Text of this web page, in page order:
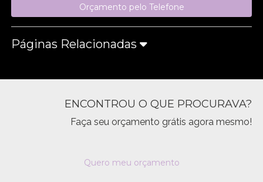
Orçamento pelo Telefone
Páginas Relacionadas
ENCONTROU O QUE PROCURAVA?
Faça seu orçamento grátis agora mesmo!
Quero meu orçamento